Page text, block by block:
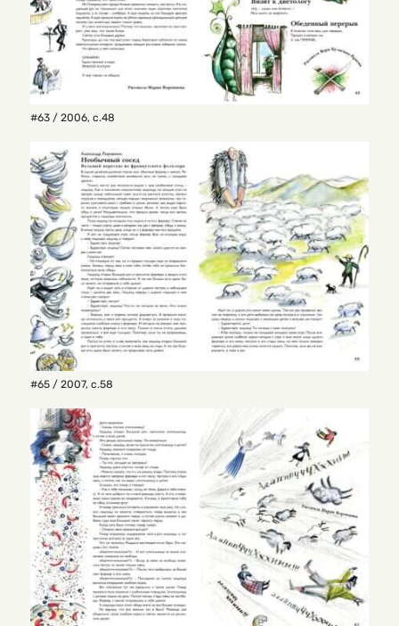
#63 / 2006, с.48
#65 / 2007, с.58